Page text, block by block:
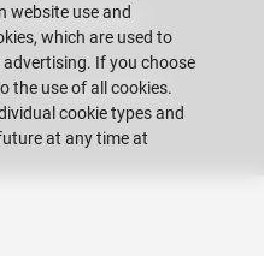
website use and
which are used to
If you choose
the use of all cookies.
cookie types and
at any time at
+593-4 2269 269
Vida FIMCM